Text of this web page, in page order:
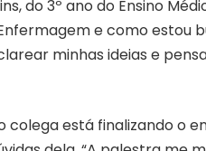
do 3º ano do Ensino
e como estou
minhas ideias e
colega está finalizando o